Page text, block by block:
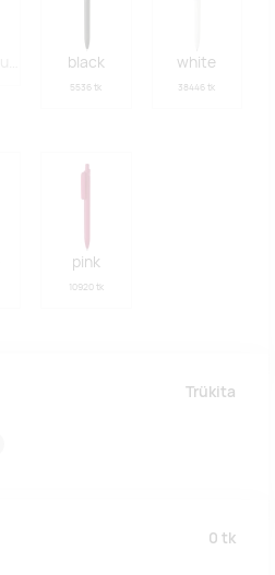
black
5536 tk
white
38446 tk
pink
10920 tk
Trükita
0 tk